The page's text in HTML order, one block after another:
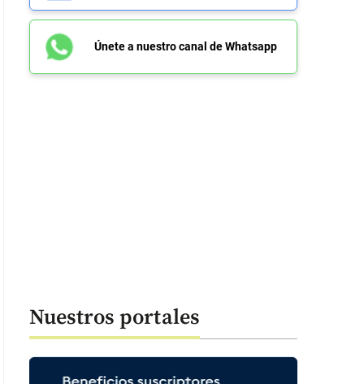
Únete a nuestro canal de Whatsapp
Nuestros portales